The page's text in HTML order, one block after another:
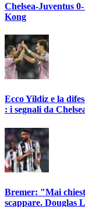
Chelsea-Juventus
Kong
Ecco Yildiz e la
: i segnali da
Bremer: "Mai
scappare. Douglas